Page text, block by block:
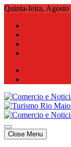
Skip
content
Quinta-feira, Agosto
Comercio e Noticias
Notícias e
Comercio e Noticias
Notícias e
Close Menu